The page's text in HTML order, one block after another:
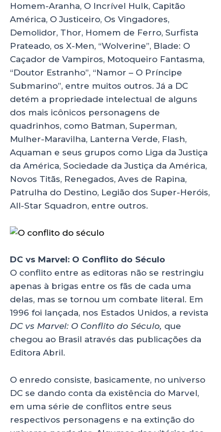
Homem-Aranha, O Incrível Hulk, Capitão
América, O Justiceiro, Os Vingadores,
Demolidor, Thor, Homem de Ferro, Surfista
Prateado, os X-Men, “Wolverine”, Blade: O
Caçador de Vampiros, Motoqueiro Fantasma,
“Doutor Estranho”, “Namor – O Príncipe
Submarino”, entre muitos outros. Já a DC
detém a propriedade intelectual de alguns
dos mais icônicos personagens de
quadrinhos, como Batman, Superman,
Mulher-Maravilha, Lanterna Verde, Flash,
Aquaman e seus grupos como Liga da Justiça
da América, Sociedade da Justiça da América,
Novos Titãs, Renegados, Aves de Rapina,
Patrulha do Destino, Legião dos Super-Heróis,
All-Star Squadron, entre outros.
DC vs Marvel: O Conflito do Século
O conflito entre as editoras não se restringiu
apenas à brigas entre os fãs de cada uma
delas, mas se tornou um combate literal. Em
1996 foi lançada, nos Estados Unidos, a revista
DC vs Marvel: O Conflito do Século, que
chegou ao Brasil através das publicações da
Editora Abril.
O enredo consiste, basicamente, no universo
DC se dando conta da existência do Marvel,
em uma série de conflitos entre seus
respectivos personagens e na extinção do